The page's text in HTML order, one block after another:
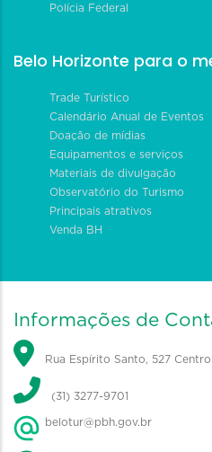
Polícia Federal
Belo Horizonte para o
Trade Turístico
Calendário Anual de Eventos
Doação de mídias
Equipamentos e serviços
Materiais de divulgação
Observatório do Turismo
Principais atrativos
Venda BH
Informações de
Rua Espírito Santo, 527
(31) 3277-9701
belotur@pbh.gov.br